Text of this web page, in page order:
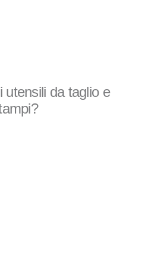
utensili da taglio e